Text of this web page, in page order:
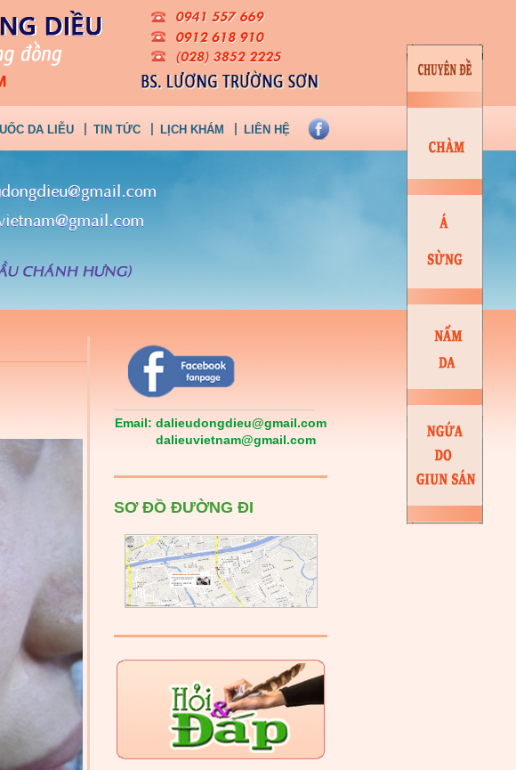
DA LIỄU TIN TỨC LỊCH KHÁM LIÊN HỆ
Email: dalieudongdieu@gmail.com
dalieuvietnam@gmail.com
SƠ ĐỒ ĐƯỜNG ĐI